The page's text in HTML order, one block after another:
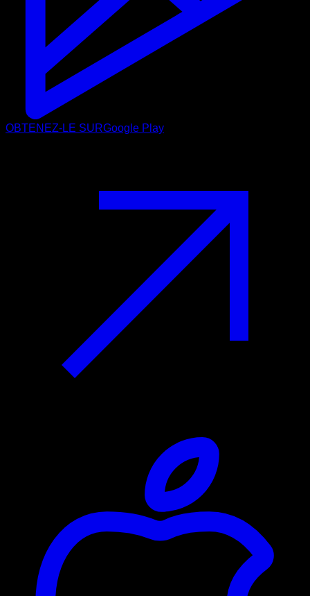
OBTENEZ-LE SURGoogle Play